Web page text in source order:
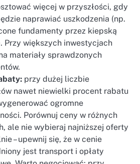
więcej w przyszłości, gdy
naprawiać uszkodzenia (np.
fundamenty przez kiepską
Przy większych inwestycjach
materiały sprawdzonych
przy dużej liczbie
nawet niewielki procent rabatu
ogromne
Porównuj ceny w różnych
ale nie wybieraj najniższej oferty
– upewnij się, że w cenie
jest transport i opłaty